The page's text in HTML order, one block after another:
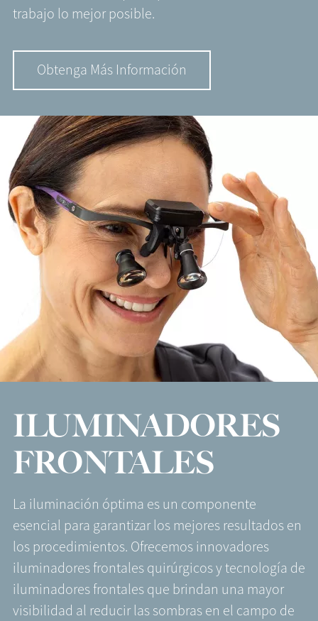
trabajo lo mejor posible.
Obtenga Más Información
ILUMINADORES
FRONTALES
La iluminación óptima es un componente
esencial para garantizar los mejores resultados en
los procedimientos. Ofrecemos innovadores
iluminadores frontales quirúrgicos y tecnología de
iluminadores frontales que brindan una mayor
visibilidad al reducir las sombras en el campo de